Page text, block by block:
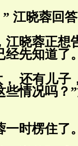
江晓蓉回
江晓蓉正想
经先知道了
还有儿子
些情况吗？
一时楞住了